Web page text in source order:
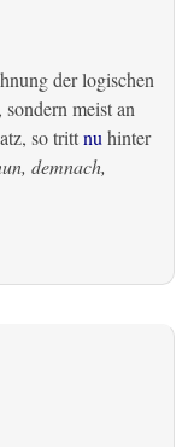
der logischen
meist an
so trittnu hinter
demnach,